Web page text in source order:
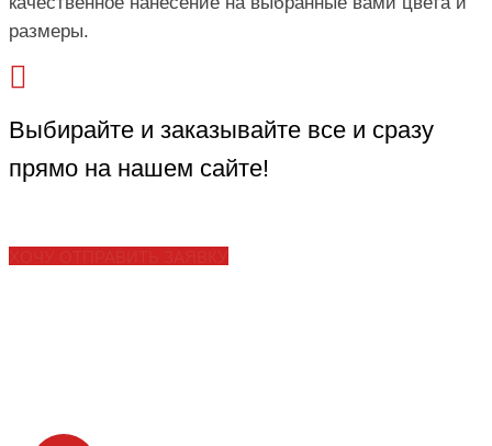
размеры.
Выбирайте и заказывайте все и сразу
прямо на нашем сайте!